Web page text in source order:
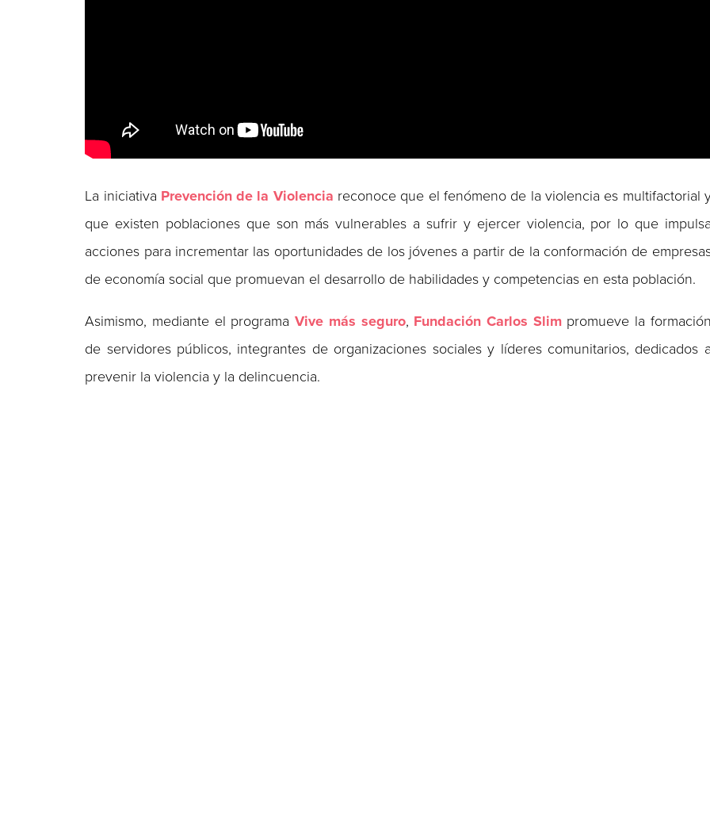
La iniciativa Prevención de la Violencia reconoce que el fenómeno de la violencia es multifactorial
que existen poblaciones que son más vulnerables a sufrir y ejercer violencia, por lo que
acciones para incrementar las oportunidades de los jóvenes a partir de la conformación de
de economía social que promuevan el desarrollo de habilidades y competencias en esta población.
Asimismo, mediante el programaVive más seguro, Fundación Carlos Slimpromueve la
de servidores públicos, integrantes de organizaciones sociales y líderes comunitarios, dedicados
prevenir la violencia y la delincuencia.